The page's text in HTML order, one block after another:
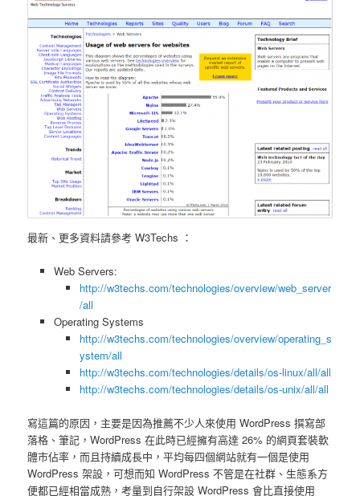
最新、更多資料請參考 W3Techs ：
Web Servers:
http://w3techs.com/technologies/overview/web_server
/all
Operating Systems
http://w3techs.com/technologies/overview/operating_s
ystem/all
http://w3techs.com/technologies/details/os-linux/all/all
http://w3techs.com/technologies/details/os-unix/all/all
寫這篇的原因，主要是因為推薦不少人來使用 WordPress 撰寫部
落格、筆記，WordPress 在此時已經擁有高達 26% 的網頁套裝軟
體市佔率，而且持續成長中，平均每四個網站就有一個是使用
WordPress 架設，可想而知 WordPress 不管是在社群、生態系方
便都已經相當成熟，考量到自行架設 WordPress 會比直接使用